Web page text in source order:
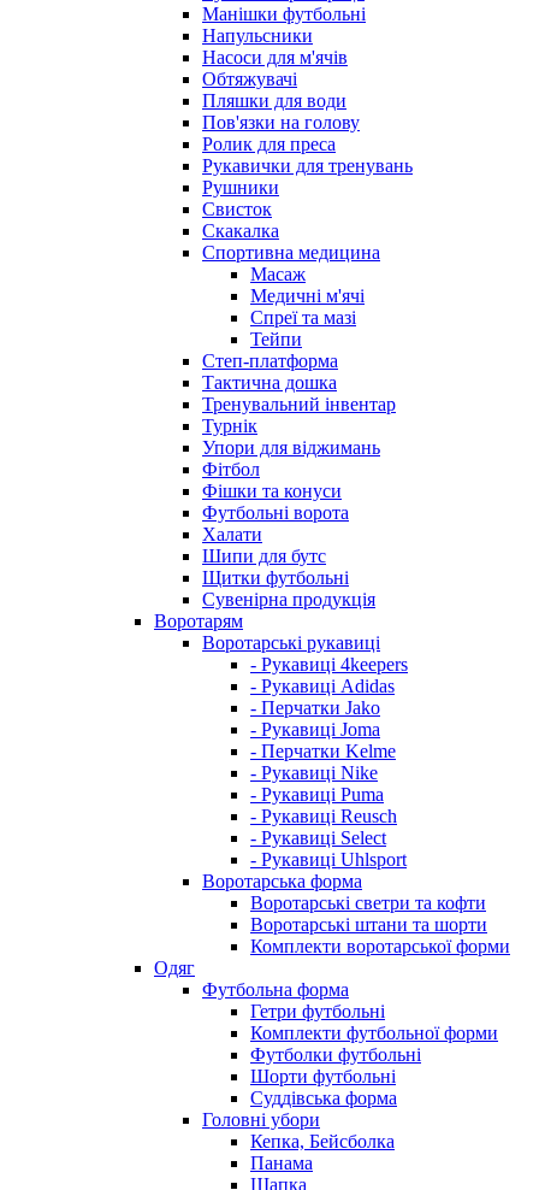
Манішки футбольні
Напульсники
Насоси для м'ячів
Обтяжувачі
Пляшки для води
Пов'язки на голову
Ролик для преса
Рукавички для тренувань
Рушники
Свисток
Скакалка
Спортивна медицина
Масаж
Медичні м'ячі
Спреї та мазі
Тейпи
Степ-платформа
Тактична дошка
Тренувальний інвентар
Турнік
Упори для віджимань
Фітбол
Фішки та конуси
Футбольні ворота
Халати
Шипи для бутс
Щитки футбольні
Сувенірна продукція
Воротарям
Воротарські рукавиці
- Рукавиці 4keepers
- Рукавиці Adidas
- Перчатки Jako
- Рукавиці Joma
- Перчатки Kelme
- Рукавиці Nike
- Рукавиці Puma
- Рукавиці Reusch
- Рукавиці Select
- Рукавиці Uhlsport
Воротарська форма
Воротарські светри та кофти
Воротарські штани та шорти
Комплекти воротарської форми
Одяг
Футбольна форма
Гетри футбольні
Комплекти футбольної форми
Футболки футбольні
Шорти футбольні
Суддівська форма
Головні убори
Кепка, Бейсболка
Панама
Шапка